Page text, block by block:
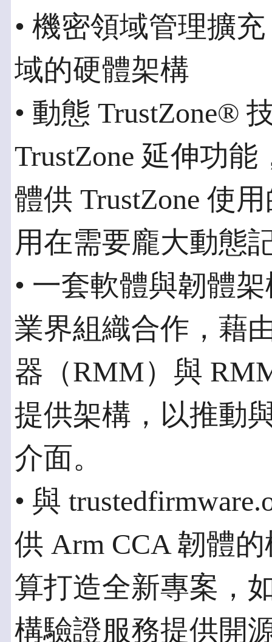
• 機密領域管理擴
域的硬體架構
• 動態 TrustZone®
TrustZone 延伸功
體供 TrustZone 使
用在需要龐大動態
• 一套軟體與韌體
業界組織合作，藉
器（RMM）與
提供架構，以推動
介面。
• 與
供 Arm CCA 韌體
算打造全新專案，
構驗證服務提供開